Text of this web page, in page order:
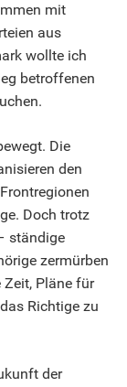
mit
aus
wollte ich
betroffenen
Die
den
Doch trotz
ständige
zermürben
Zeit, Pläne für
Richtige zu
der